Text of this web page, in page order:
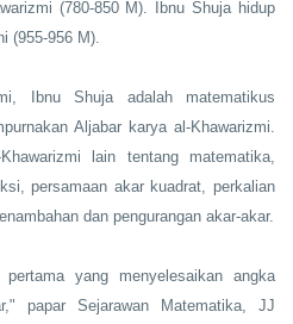
(780-850 M). Ibnu Shuja hidup
(955-956 M).
Ibnu Shuja adalah matematikus
Aljabar karya al-Khawarizmi.
lain tentang matematika,
persamaan akar kuadrat, perkalian
dan pengurangan akar-akar.
yang menyelesaikan angka
papar Sejarawan Matematika, JJ